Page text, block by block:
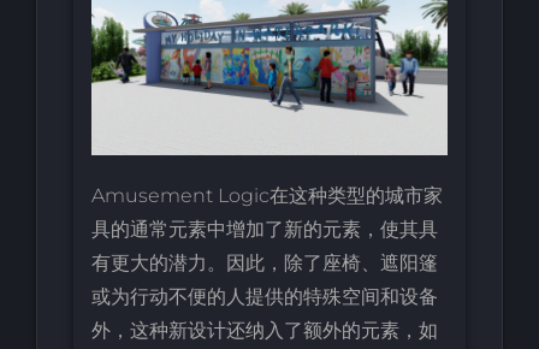
Amusement Logic在这种类型的城市家
具的通常元素中增加了新的元素，使其具
有更大的潜力。因此，除了座椅、遮阳篷
或为行动不便的人提供的特殊空间和设备
外，这种新设计还纳入了额外的元素，如